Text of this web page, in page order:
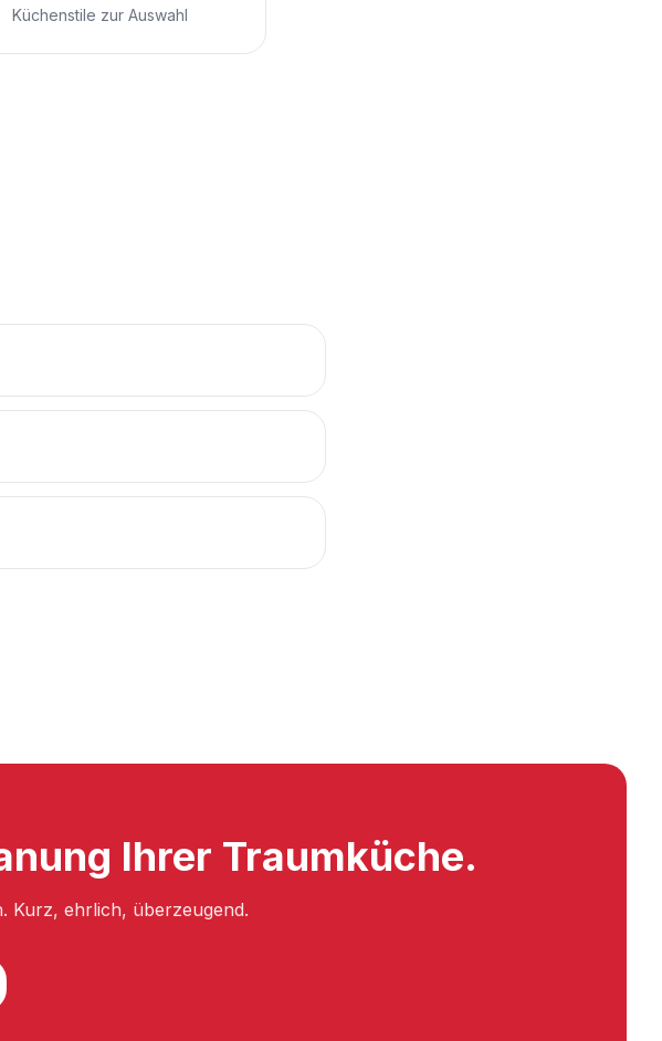
Küchenstile zur Auswahl
Ihrer Traumküche.
Kurz, ehrlich, überzeugend.